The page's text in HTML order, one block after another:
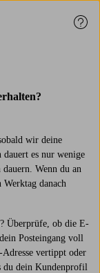
wir deine
es nur wenige
Wenn du an
Werktag danach
Überprüfe, ob die E-
Posteingang voll
vertippt oder
du dein Kundenprofil